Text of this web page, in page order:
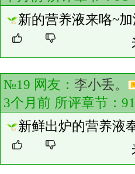
新的营养液来咯~加
№19 网友： 李小丢。
3个月前 所评章节： 91
新鲜出炉的营养液